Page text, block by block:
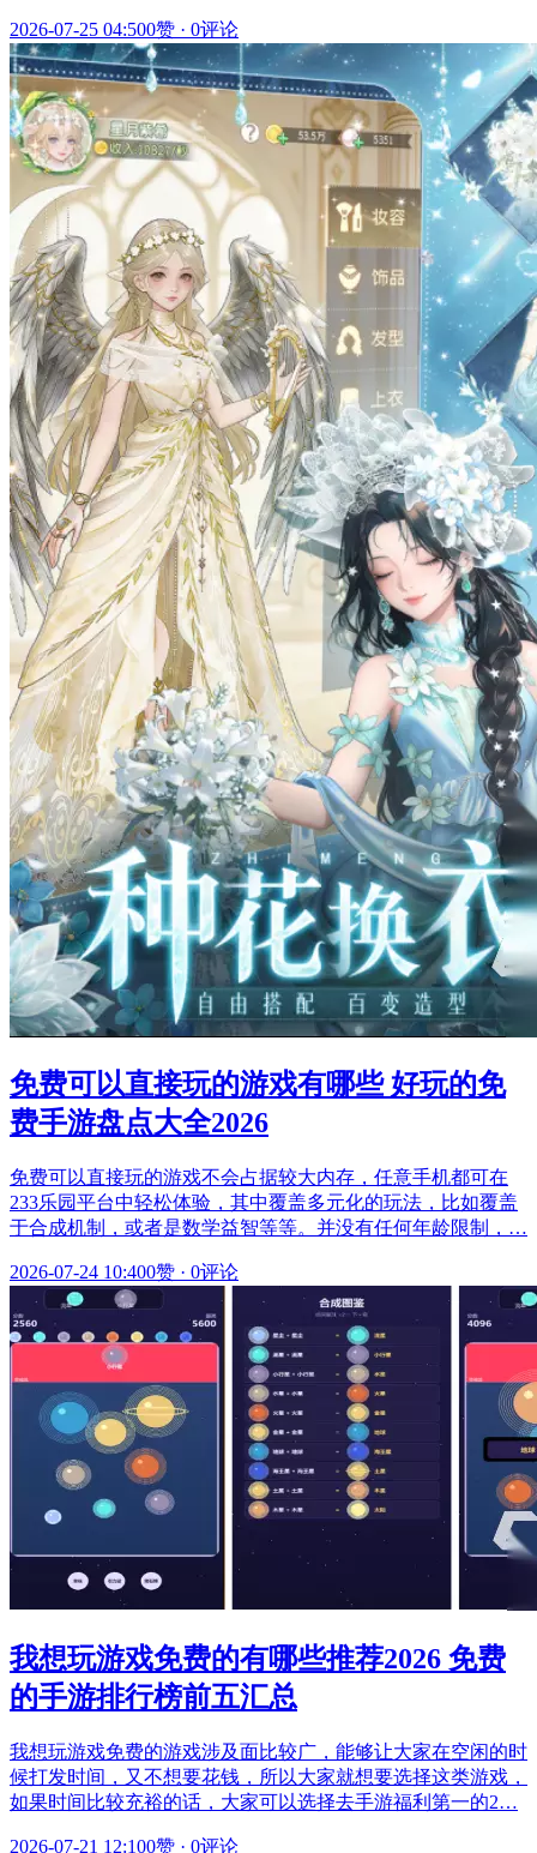
2026-07-25 04:500赞 · 0评论
免费可以直接玩的游戏有哪些 好玩的免
费手游盘点大全2026
免费可以直接玩的游戏不会占据较大内存，任意手机都可在
233乐园平台中轻松体验，其中覆盖多元化的玩法，比如覆盖
于合成机制，或者是数学益智等等。并没有任何年龄限制，…
2026-07-24 10:400赞 · 0评论
我想玩游戏免费的有哪些推荐2026 免费
的手游排行榜前五汇总
我想玩游戏免费的游戏涉及面比较广，能够让大家在空闲的时
候打发时间，又不想要花钱，所以大家就想要选择这类游戏，
如果时间比较充裕的话，大家可以选择去手游福利第一的2…
2026-07-21 12:100赞 · 0评论